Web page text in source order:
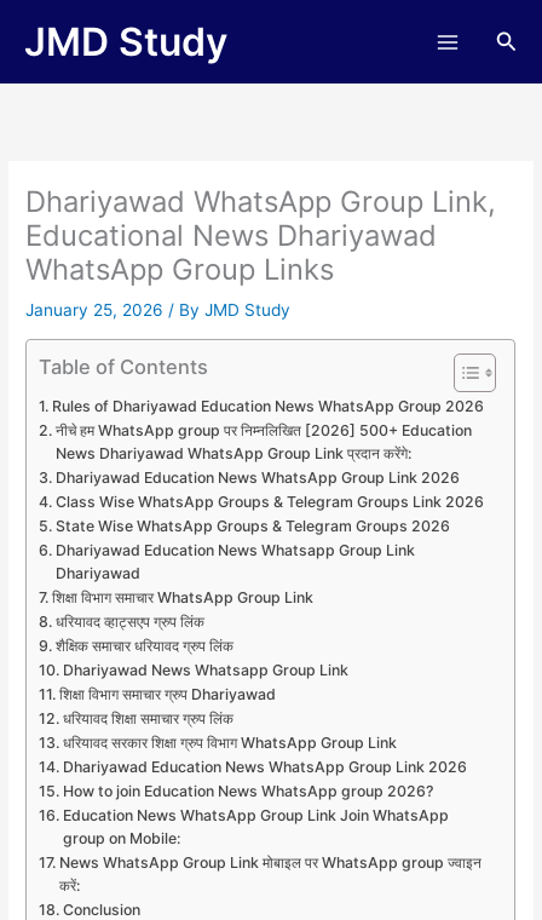
JMD Study
Dhariyawad WhatsApp Group Link,
Educational News Dhariyawad
WhatsApp Group Links
January 25, 2026/ ByJMD Study
Table of Contents
Rules of Dhariyawad Education News WhatsApp Group 2026
नीचे हम WhatsApp group पर निम्नलिखित [2026] 500+ Education
News Dhariyawad WhatsApp Group Link प्रदान करेंगे:
Dhariyawad Education News WhatsApp Group Link 2026
Class Wise WhatsApp Groups & Telegram Groups Link 2026
State Wise WhatsApp Groups & Telegram Groups 2026
Dhariyawad Education News Whatsapp Group Link
Dhariyawad
शिक्षा विभाग समाचार WhatsApp Group Link
धरियावद व्हाट्सएप ग्रुप लिंक
शैक्षिक समाचार धरियावद ग्रुप लिंक
Dhariyawad News Whatsapp Group Link
शिक्षा विभाग समाचार ग्रुप Dhariyawad
धरियावद शिक्षा समाचार ग्रुप लिंक
धरियावद सरकार शिक्षा ग्रुप विभाग WhatsApp Group Link
Dhariyawad Education News WhatsApp Group Link 2026
How to join Education News WhatsApp group 2026?
Education News WhatsApp Group Link Join WhatsApp
group on Mobile:
News WhatsApp Group Link मोबाइल पर WhatsApp group ज्वाइन
करें:
Conclusion